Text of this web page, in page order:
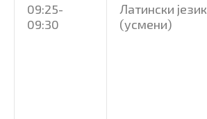
09:25-
09:30
Латински језик
(усмени)